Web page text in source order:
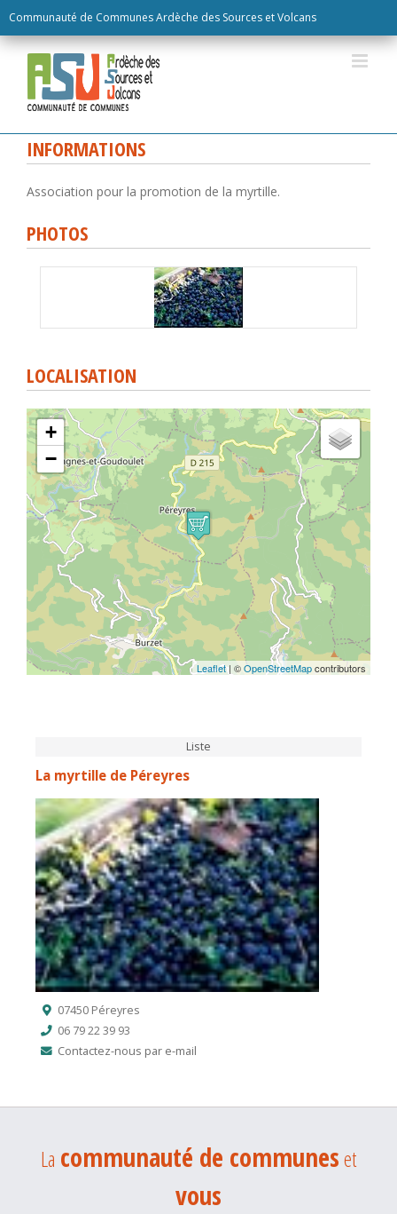
Communauté de Communes Ardèche des Sources et Volcans
to
content
INFORMATIONS
Association pour la promotion de la myrtille.
PHOTOS
LOCALISATION
+
−
Leaflet| ©OpenStreetMapcontributors
Liste
La myrtille de Péreyres
07450 Péreyres
06 79 22 39 93
Contactez-nous par e-mail
La communauté de communeset
vous